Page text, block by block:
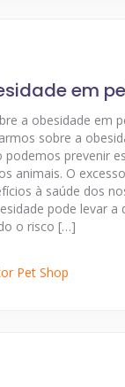
em
a obesidade em
sobre a
prevenir
animais. O
à saúde dos
pode levar a
o risco […]
Pet Shop